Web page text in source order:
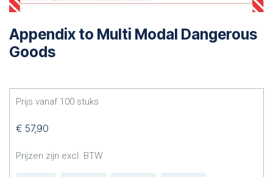
Appendix to Multi Modal Dangerous
Goods
Prijs vanaf 100 stuks
€ 57,90
Prijzen zijn excl. BTW